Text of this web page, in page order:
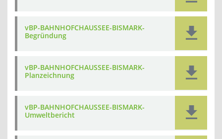
vBP-BAHNHOFCHAUSSEE-BISMARK-
Begründung
vBP-BAHNHOFCHAUSSEE-BISMARK-
Planzeichnung
vBP-BAHNHOFCHAUSSEE-BISMARK-
Umweltbericht